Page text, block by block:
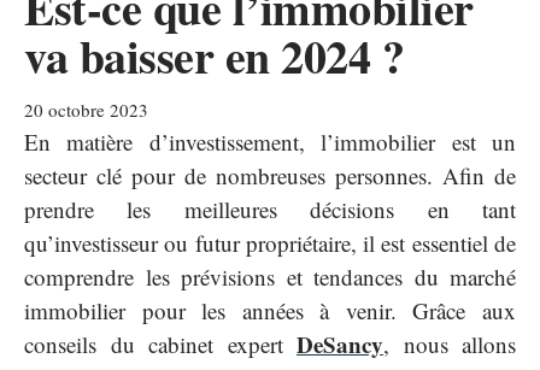
va baisser en 2024 ?
20 octobre 2023
En matière d’investissement, l’immobilier est un
secteur clé pour de nombreuses personnes. Afin de
prendre les meilleures décisions en tant
qu’investisseur ou futur propriétaire, il est essentiel de
comprendre les prévisions et tendances du marché
immobilier pour les années à venir. Grâce aux
conseils du cabinet expert DeSancy, nous allons